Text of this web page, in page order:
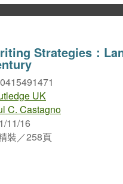
Strategies：
UK
C. Castagno
11/16
裝／258頁